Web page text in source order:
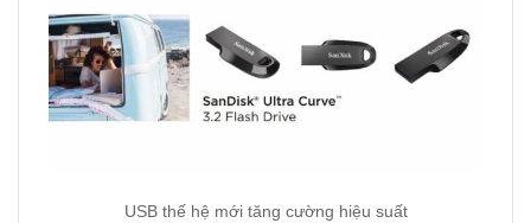
USB thế hệ mới tăng cường hiệu suất